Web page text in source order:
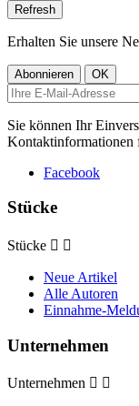
Erhalten Sie unsere
Sie können Ihr
Kontaktinformationen
Facebook
Stücke
Stücke  
Neue Artikel
Alle Autoren
Einnahme-
Unternehmen
Unternehmen  